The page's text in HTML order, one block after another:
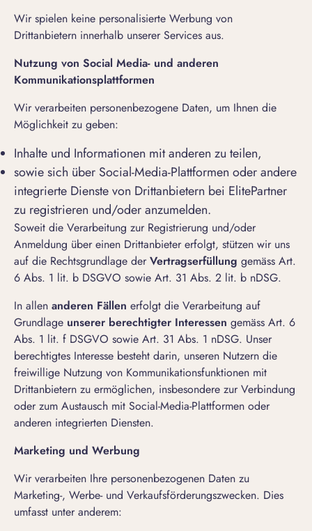
Wir spielen keine personalisierte Werbung von
Drittanbietern innerhalb unserer Services aus.
Nutzung von Social Media- und anderen
Kommunikationsplattformen
Wir verarbeiten personenbezogene Daten, um Ihnen die
Möglichkeit zu geben:
Inhalte und Informationen mit anderen zu teilen,
sowie sich über Social-Media-Plattformen oder andere
integrierte Dienste von Drittanbietern bei ElitePartner
zu registrieren und/oder anzumelden.
Soweit die Verarbeitung zur Registrierung und/oder
Anmeldung über einen Drittanbieter erfolgt, stützen wir uns
auf die Rechtsgrundlage derVertragserfüllung gemäss Art.
6 Abs. 1 lit. b DSGVO sowie Art. 31 Abs. 2 lit. b nDSG.
In allen anderen Fällen erfolgt die Verarbeitung auf
Grundlage unserer berechtigter Interessen gemäss Art. 6
Abs. 1 lit. f DSGVO sowie Art. 31 Abs. 1 nDSG. Unser
berechtigtes Interesse besteht darin, unseren Nutzern die
freiwillige Nutzung von Kommunikationsfunktionen mit
Drittanbietern zu ermöglichen, insbesondere zur Verbindung
oder zum Austausch mit Social-Media-Plattformen oder
anderen integrierten Diensten.
Marketing und Werbung
Wir verarbeiten Ihre personenbezogenen Daten zu
Marketing-, Werbe- und Verkaufsförderungszwecken. Dies
umfasst unter anderem: